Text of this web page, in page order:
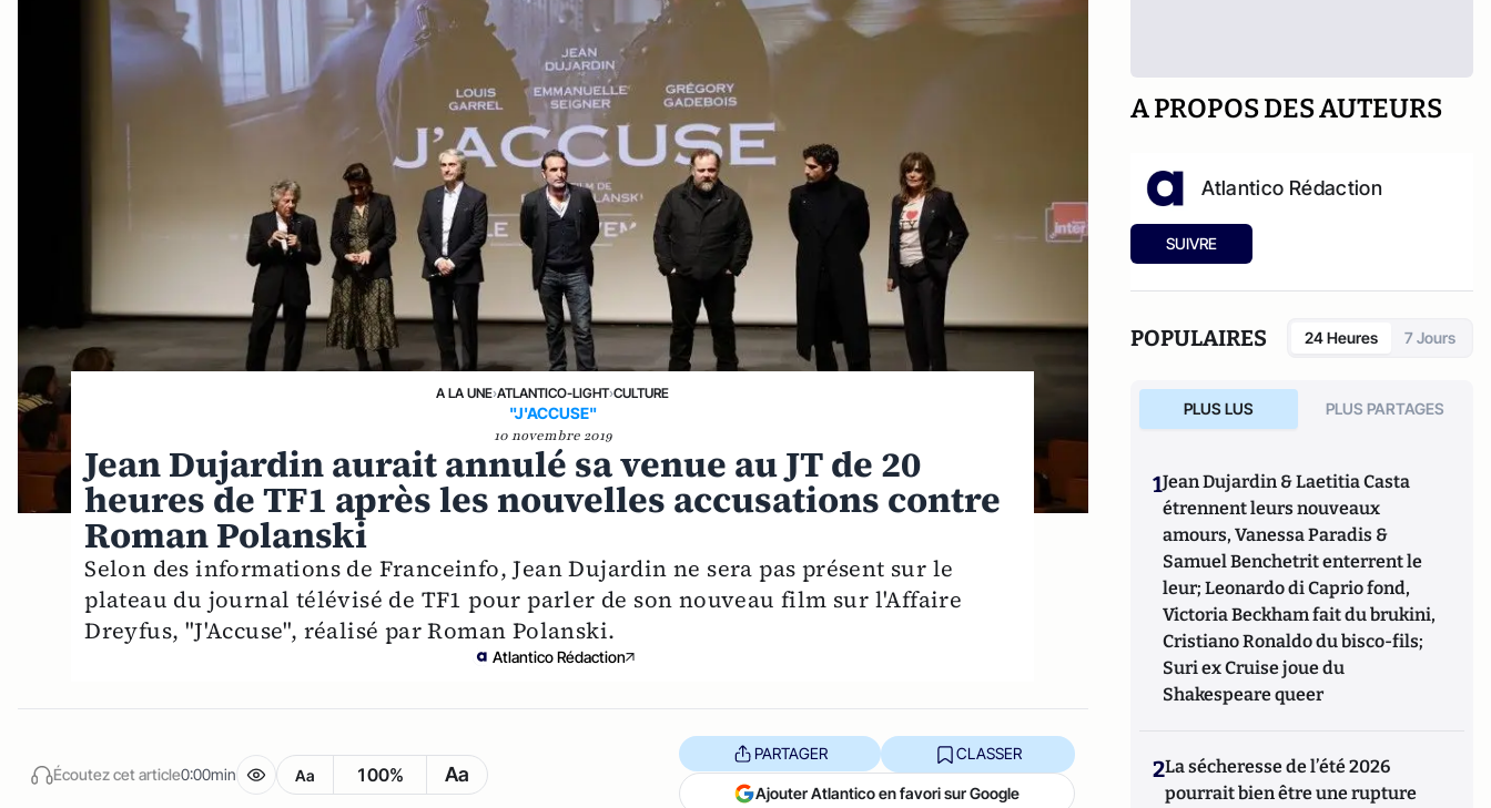
A LA UNE›ATLANTICO-LIGHT›CULTURE
"J'ACCUSE"
10 novembre 2019
Jean Dujardin aurait annulé sa venue au JT de 20
heures de TF1 après les nouvelles accusations contre
Roman Polanski
Selon des informations de Franceinfo, Jean Dujardin ne sera pas présent sur le
plateau du journal télévisé de TF1 pour parler de son nouveau film sur l'Affaire
Dreyfus, "J'Accuse", réalisé par Roman Polanski.
Atlantico Rédaction
Écoutez cet article0:00min Aa 100% Aa
PARTAGER CLASSER
Ajouter Atlantico en favori sur Google
A PROPOS DES AUTEURS
Atlantico Rédaction
SUIVRE
POPULAIRES 24 Heures 7 Jours
PLUS LUS PLUS PARTAGES
1Jean Dujardin & Laetitia Casta
étrennent leurs nouveaux
amours, Vanessa Paradis &
Samuel Benchetrit enterrent le
leur; Leonardo di Caprio fond,
Victoria Beckham fait du brukini,
Cristiano Ronaldo du bisco-fils;
Suri ex Cruise joue du
Shakespeare queer
2La sécheresse de l’été 2026
pourrait bien être une rupture